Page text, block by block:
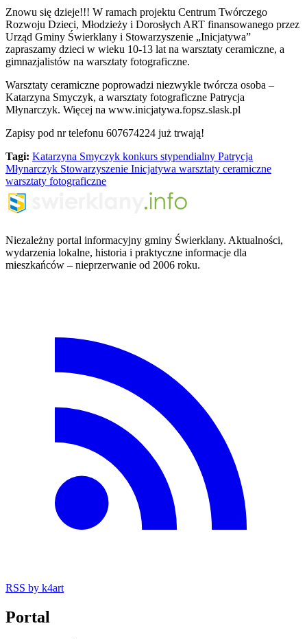
Znowu się dzieje!!! W ramach projektu Centrum Twórczego
Rozwoju Dzieci, Młodzieży i Dorosłych ART finansowanego przez
Urząd Gminy Świerklany i Stowarzyszenie „Inicjatywa”
zapraszamy dzieci w wieku 10-13 lat na warsztaty ceramiczne, a
gimnazjalistów na warsztaty fotograficzne.
Warsztaty ceramiczne poprowadzi niezwykle twórcza osoba –
Katarzyna Smyczyk, a warsztaty fotograficzne Patrycja
Młynarczyk. Więcej na www.inicjatywa.fopsz.slask.pl
Zapisy pod nr telefonu 607674224 już trwają!
Tagi: Katarzyna Smyczyk konkurs stypendialny Patrycja
Młynarczyk Stowarzyszenie Inicjatywa warsztaty ceramiczne
warsztaty fotograficzne
Niezależny portal informacyjny gminy Świerklany. Aktualności,
wydarzenia lokalne, historia i praktyczne informacje dla
mieszkańców – nieprzerwanie od 2006 roku.
RSS by k4art
Portal